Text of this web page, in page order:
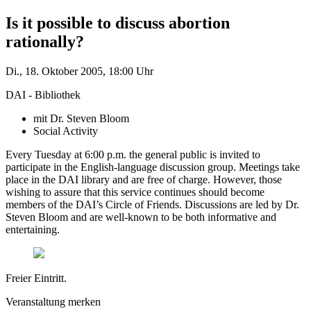
Is it possible to discuss abortion
rationally?
Di., 18. Oktober 2005, 18:00 Uhr
DAI - Bibliothek
mit Dr. Steven Bloom
Social Activity
Every Tuesday at 6:00 p.m. the general public is invited to
participate in the English-language discussion group. Meetings take
place in the DAI library and are free of charge. However, those
wishing to assure that this service continues should become
members of the DAI’s Circle of Friends. Discussions are led by Dr.
Steven Bloom and are well-known to be both informative and
entertaining.
Freier Eintritt.
Veranstaltung merken